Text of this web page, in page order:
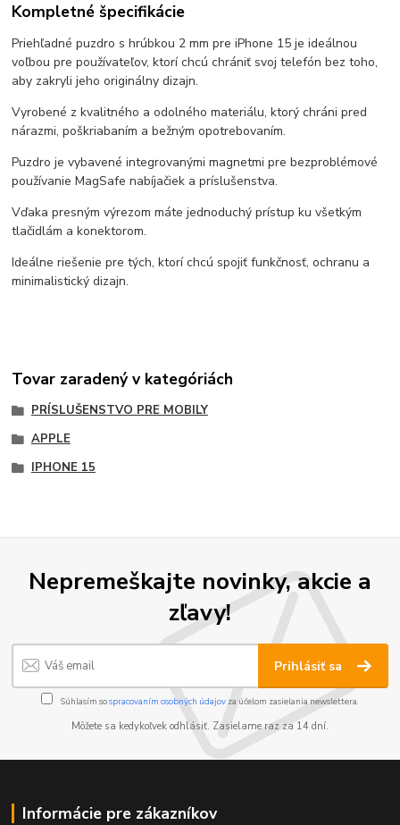
Kompletné špecifikácie
Priehľadné puzdro s hrúbkou 2 mm pre iPhone 15 je ideálnou
voľbou pre používateľov, ktorí chcú chrániť svoj telefón bez toho,
aby zakryli jeho originálny dizajn.
Vyrobené z kvalitného a odolného materiálu, ktorý chráni pred
nárazmi, poškriabaním a bežným opotrebovaním.
Puzdro je vybavené integrovanými magnetmi pre bezproblémové
používanie MagSafe nabíjačiek a príslušenstva.
Vďaka presným výrezom máte jednoduchý prístup ku všetkým
tlačidlám a konektorom.
Ideálne riešenie pre tých, ktorí chcú spojiť funkčnosť, ochranu a
minimalistický dizajn.
Tovar zaradený v kategóriách
PRÍSLUŠENSTVO PRE MOBILY
APPLE
IPHONE 15
Nepremeškajte novinky, akcie a
zľavy!
Prihlásiť sa
Súhlasím sospracovaním osobných údajov za účelom zasielania newslettera.
Môžete sa kedykoľvek odhlásiť. Zasielame raz za 14 dní.
Informácie pre zákazníkov